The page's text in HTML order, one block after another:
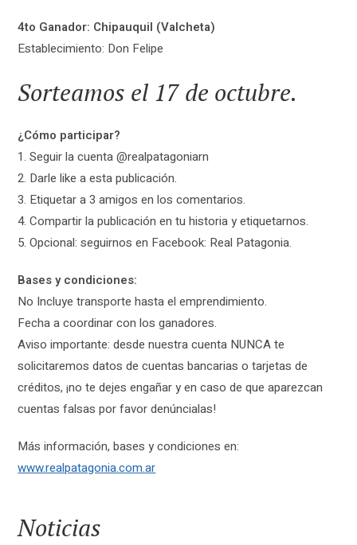
4to Ganador: Chipauquil (Valcheta)
Establecimiento: Don Felipe
Sorteamos el 17 de octubre.
¿Cómo participar?
1. Seguir la cuenta @realpatagoniarn
2. Darle like a esta publicación.
3. Etiquetar a 3 amigos en los comentarios.
4. Compartir la publicación en tu historia y etiquetarnos.
5. Opcional: seguirnos en Facebook: Real Patagonia.
Bases y condiciones:
No Incluye transporte hasta el emprendimiento.
Fecha a coordinar con los ganadores.
Aviso importante: desde nuestra cuenta NUNCA te
solicitaremos datos de cuentas bancarias o tarjetas de
créditos, ¡no te dejes engañar y en caso de que aparezcan
cuentas falsas por favor denúncialas!
Más información, bases y condiciones en:
www.realpatagonia.com.ar
Noticias